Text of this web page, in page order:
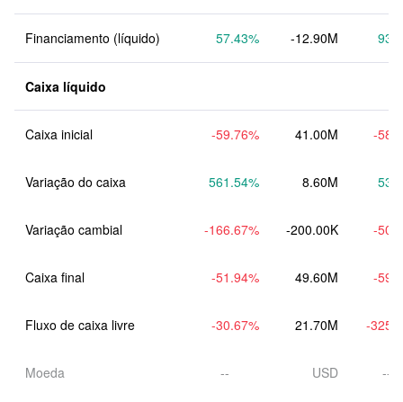
Financiamento (líquido) 57.43% -12.90M
Caixa líquido
Caixa inicial -59.76% 41.00M -
Variação do caixa 561.54% 8.60M
Variação cambial -166.67% -200.00K -
Caixa final -51.94% 49.60M -
Fluxo de caixa livre -30.67% 21.70M -
Moeda -- USD --